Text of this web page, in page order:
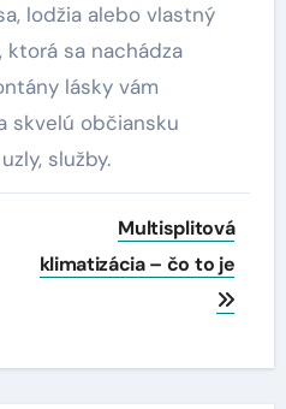
lodžia alebo vlastný
ktorá sa nachádza
lásky vám
skvelú občiansku
služby.
Multisplitová
klimatizácia – čo to je